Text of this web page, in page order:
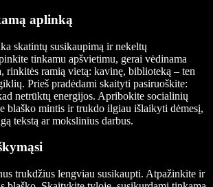
aplinką
skatintų susikaupimą ir nekeltų
tinkamu apšvietimu, gerai vėdinama
rinkitės ramią vietą: kavinę, biblioteką – ten
Prieš pradėdami skaityti pasiruoškite:
netrūktų energijos. Apribokite socialinių
blaško mintis ir trukdo ilgiau išlaikyti dėmesį,
tekstą ar mokslinius darbus.
trukdžius lengviau susikaupti. Atpažinkite ir